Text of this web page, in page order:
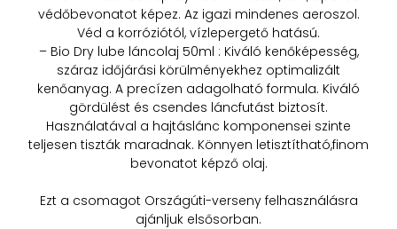
védőbevonatot képez. Az igazi mindenes aeroszol.
Véd a korróziótól, vízlepergető hatású.
– Bio Dry lube láncolaj 50ml : Kiváló kenőképesség,
száraz időjárási körülményekhez optimalizált
kenőanyag. A precízen adagolható formula. Kiváló
gördülést és csendes láncfutást biztosít.
Használatával a hajtáslánc komponensei szinte
teljesen tiszták maradnak. Könnyen letisztítható,finom
bevonatot képző olaj.
Ezt a csomagot Országúti-verseny felhasználásra
ajánljuk elsősorban.